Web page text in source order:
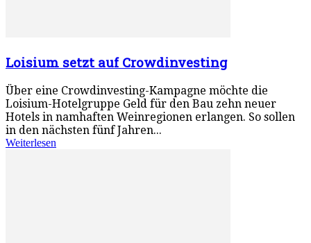
Loisium setzt auf Crowdinvesting
Über eine Crowdinvesting-Kampagne möchte die
Loisium-Hotelgruppe Geld für den Bau zehn neuer
Hotels in namhaften Weinregionen erlangen. So sollen
in den nächsten fünf Jahren...
Weiterlesen